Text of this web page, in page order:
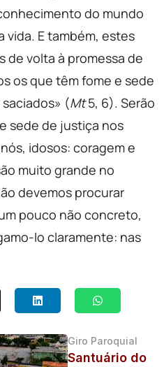
do mundo
vida. E também, estes
de volta à promessa de
os que têm fome e sede
(Mt5, 6). Serão
sede de justiça nos
idosos: coragem e
muito grande no
devemos procurar
pouco não concreto,
lo claramente: nas
Giro Paroquial
Santuário do